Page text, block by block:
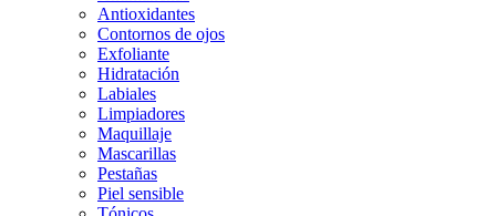
Antioxidantes
Contornos de ojos
Exfoliante
Hidratación
Labiales
Limpiadores
Maquillaje
Mascarillas
Pestañas
Piel sensible